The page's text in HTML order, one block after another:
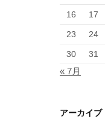
16 17
23 24
30 31
« 7月
アーカイブ